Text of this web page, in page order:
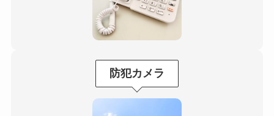
防犯カメラ